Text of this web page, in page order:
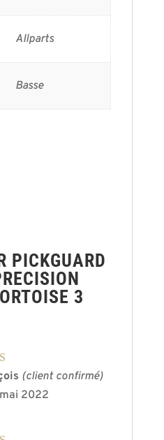
Allparts
Basse
PICKGUARD
3
(client confirmé)
2022